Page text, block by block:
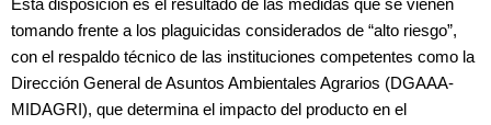
Esta disposición es el resultado de las medidas que se vienen
tomando frente a los plaguicidas considerados de “alto riesgo”,
con el respaldo técnico de las instituciones competentes como la
Dirección General de Asuntos Ambientales Agrarios (DGAAA-
MIDAGRI), que determina el impacto del producto en el